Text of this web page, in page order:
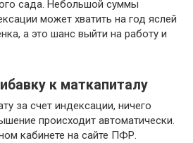
сада. Небольшой суммы
может хватить на год яслей
а это шанс выйти на работу и
к маткапиталу
за счет индексации, ничего
происходит автоматически.
кабинете на сайте ПФР.